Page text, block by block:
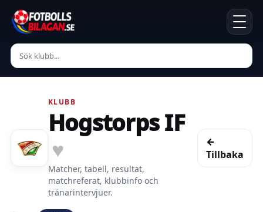
KLUBB
Hogstorps IF
♥
Matcher, tabell, resultat,
matchreferat, klubbinfo och
tränarintervjuer.
←
Tillbaka